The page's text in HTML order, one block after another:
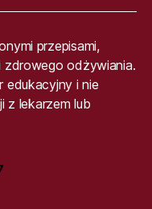
przepisami,
zdrowego odżywiania.
edukacyjny i nie
z lekarzem lub